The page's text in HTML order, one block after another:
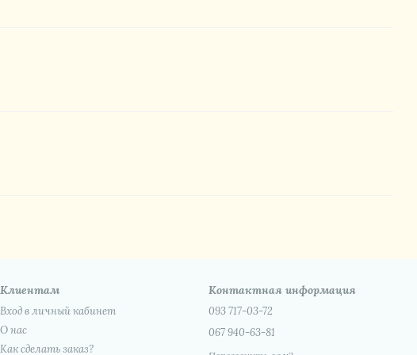
Клиентам
Вход в личный кабинет
О нас
Как сделать заказ?
Контактная информация
093 717-03-72
067 940-63-81